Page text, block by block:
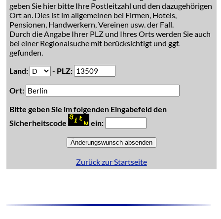
geben Sie hier bitte Ihre Postleitzahl und den dazugehörigen
Ort an. Dies ist im allgemeinen bei Firmen, Hotels,
Pensionen, Handwerkern, Vereinen usw. der Fall.
Durch die Angabe Ihrer PLZ und Ihres Orts werden Sie auch
bei einer Regionalsuche mit berücksichtigt und ggf.
gefunden.
Land:
- PLZ:
Ort:
Bitte geben Sie im folgenden Eingabefeld den
Sicherheitscode
ein:
Zurück zur Startseite